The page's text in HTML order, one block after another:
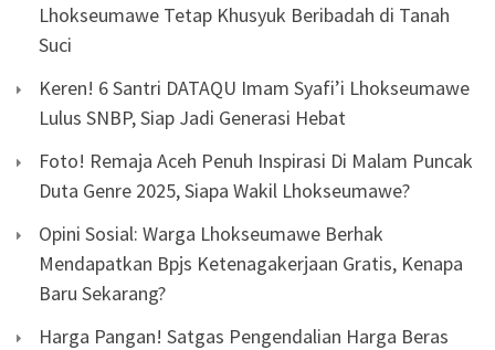
Lhokseumawe Tetap Khusyuk Beribadah di Tanah
Suci
Keren! 6 Santri DATAQU Imam Syafi’i Lhokseumawe
Lulus SNBP, Siap Jadi Generasi Hebat
Foto! Remaja Aceh Penuh Inspirasi Di Malam Puncak
Duta Genre 2025, Siapa Wakil Lhokseumawe?
Opini Sosial: Warga Lhokseumawe Berhak
Mendapatkan Bpjs Ketenagakerjaan Gratis, Kenapa
Baru Sekarang?
Harga Pangan! Satgas Pengendalian Harga Beras